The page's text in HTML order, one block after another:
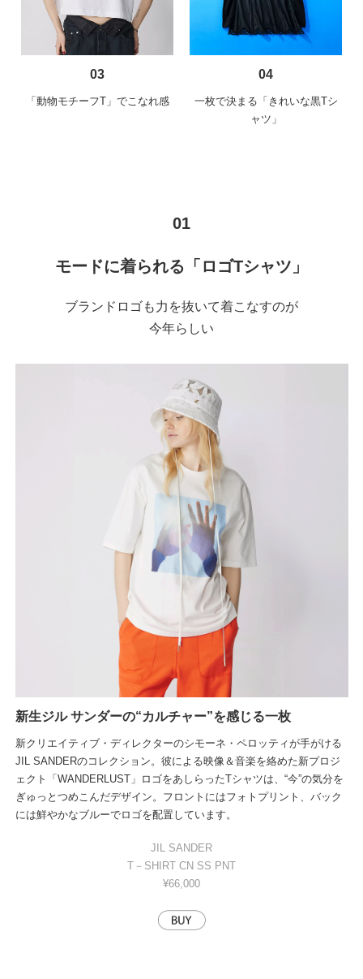
03
「動物モチーフT」でこなれ感
04
一枚で決まる「きれいな黒Tシ
ャツ」
01
モードに着られる「ロゴTシャツ」
ブランドロゴも力を抜いて着こなすのが
今年らしい
新生ジル サンダーの“カルチャー”を感じる一枚
新クリエイティブ・ディレクターのシモーネ・ペロッティが手がける
JIL SANDERのコレクション。彼による映像＆音楽を絡めた新プロジ
ェクト「WANDERLUST」ロゴをあしらったTシャツは、“今”の気分を
ぎゅっとつめこんだデザイン。フロントにはフォトプリント、バック
には鮮やかなブルーでロゴを配置しています。
JIL SANDER
T－SHIRT CN SS PNT
¥66,000